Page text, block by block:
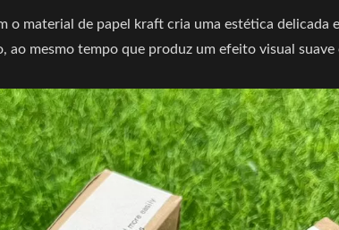
o material de papel kraft cria uma estética delicada
mesmo tempo que produz um efeito visual suave